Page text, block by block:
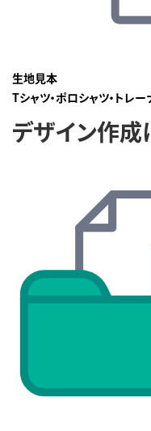
生地見本
Tシャツ・ポロシャツ・トレ
デザイン作成